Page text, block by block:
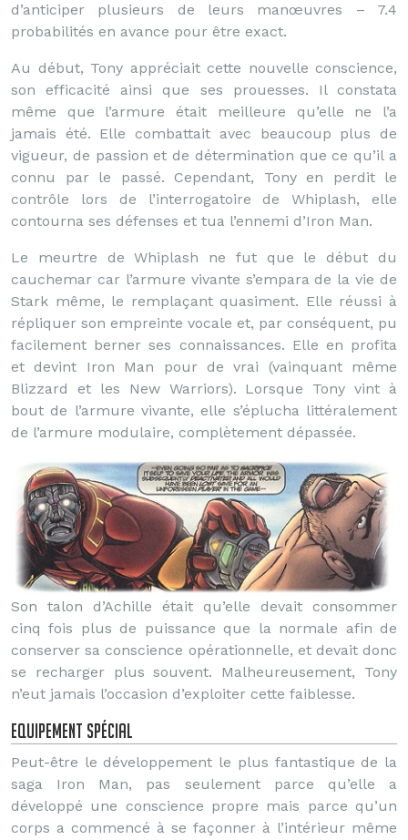
d’anticiper plusieurs de leurs manœuvres – 7.4
probabilités en avance pour être exact.
Au début, Tony appréciait cette nouvelle conscience,
son efficacité ainsi que ses prouesses. Il constata
même que l’armure était meilleure qu’elle ne l’a
jamais été. Elle combattait avec beaucoup plus de
vigueur, de passion et de détermination que ce qu’il a
connu par le passé. Cependant, Tony en perdit le
contrôle lors de l’interrogatoire de Whiplash, elle
contourna ses défenses et tua l’ennemi d’Iron Man.
Le meurtre de Whiplash ne fut que le début du
cauchemar car l’armure vivante s’empara de la vie de
Stark même, le remplaçant quasiment. Elle réussi à
répliquer son empreinte vocale et, par conséquent, pu
facilement berner ses connaissances. Elle en profita
et devint Iron Man pour de vrai (vainquant même
Blizzard et les New Warriors). Lorsque Tony vint à
bout de l’armure vivante, elle s’éplucha littéralement
de l’armure modulaire, complètement dépassée.
Son talon d’Achille était qu’elle devait consommer
cinq fois plus de puissance que la normale afin de
conserver sa conscience opérationnelle, et devait donc
se recharger plus souvent. Malheureusement, Tony
n’eut jamais l’occasion d’exploiter cette faiblesse.
Equipement spécial
Peut-être le développement le plus fantastique de la
saga Iron Man, pas seulement parce qu’elle a
développé une conscience propre mais parce qu’un
corps a commencé à se façonner à l’intérieur même